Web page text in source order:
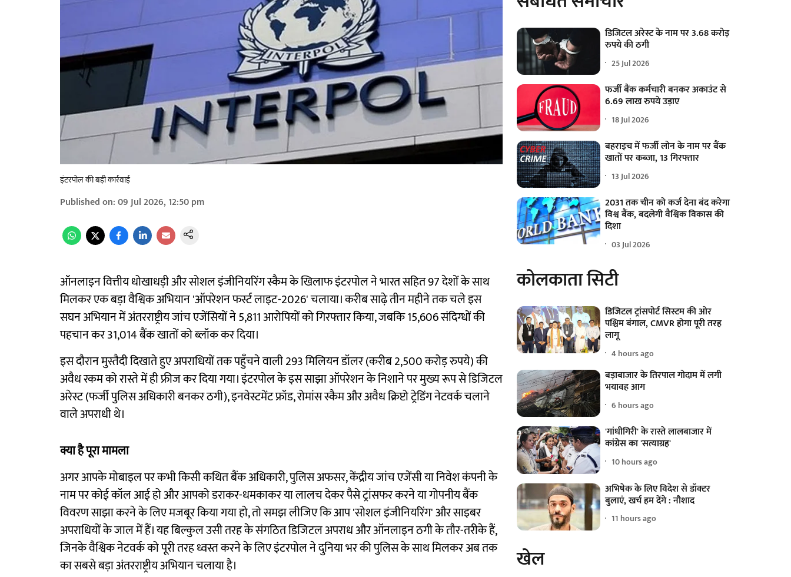
इंटरपोल की बड़ी कार्रवाई
Published on:09 Jul 2026, 12:50 pm
ऑनलाइन वित्तीय धोखाधड़ी और सोशल इंजीनियरिंग स्कैम के खिलाफ इंटरपोल ने भारत सहित 97 देशों के साथ
मिलकर एक बड़ा वैश्विक अभियान 'ऑपरेशन फर्स्ट लाइट-2026' चलाया। करीब साढ़े तीन महीने तक चले इस
सघन अभियान में अंतरराष्ट्रीय जांच एजेंसियों ने 5,811 आरोपियों को गिरफ्तार किया, जबकि 15,606 संदिग्धों की
पहचान कर 31,014 बैंक खातों को ब्लॉक कर दिया।
इस दौरान मुस्तैदी दिखाते हुए अपराधियों तक पहुँचने वाली 293 मिलियन डॉलर (करीब 2,500 करोड़ रुपये) की
अवैध रकम को रास्ते में ही फ्रीज कर दिया गया। इंटरपोल के इस साझा ऑपरेशन के निशाने पर मुख्य रूप से डिजिटल
अरेस्ट (फर्जी पुलिस अधिकारी बनकर ठगी), इनवेस्टमेंट फ्रॉड, रोमांस स्कैम और अवैध क्रिप्टो ट्रेडिंग नेटवर्क चलाने
वाले अपराधी थे।
क्या है पूरा मामला
अगर आपके मोबाइल पर कभी किसी कथित बैंक अधिकारी, पुलिस अफसर, केंद्रीय जांच एजेंसी या निवेश कंपनी के
नाम पर कोई कॉल आई हो और आपको डराकर-धमकाकर या लालच देकर पैसे ट्रांसफर करने या गोपनीय बैंक
विवरण साझा करने के लिए मजबूर किया गया हो, तो समझ लीजिए कि आप 'सोशल इंजीनियरिंग' और साइबर
अपराधियों के जाल में हैं। यह बिल्कुल उसी तरह के संगठित डिजिटल अपराध और ऑनलाइन ठगी के तौर-तरीके हैं,
जिनके वैश्विक नेटवर्क को पूरी तरह ध्वस्त करने के लिए इंटरपोल ने दुनिया भर की पुलिस के साथ मिलकर अब तक
का सबसे बड़ा अंतरराष्ट्रीय अभियान चलाया है।
डिजिटल अरेस्ट के नाम पर 3.68 करोड़
रुपये की ठगी
25 Jul 2026
फर्जी बैंक कर्मचारी बनकर अकाउंट से
6.69 लाख रुपये उड़ाए
18 Jul 2026
बहराइच में फर्जी लोन के नाम पर बैंक
खातों पर कब्जा, 13 गिरफ्तार
13 Jul 2026
2031 तक चीन को कर्ज देना बंद करेगा
विश्व बैंक, बदलेगी वैश्विक विकास की
दिशा
03 Jul 2026
कोलकाता सिटी
डिजिटल ट्रांसपोर्ट सिस्टम की ओर
पश्चिम बंगाल, CMVR होगा पूरी तरह
लागू
4 hours ago
बड़ाबाजार के तिरपाल गोदाम में लगी
भयावह आग
6 hours ago
'गांधीगिरी' के रास्ते लालबाजार में
कांग्रेस का 'सत्याग्रह'
10 hours ago
अभिषेक के लिए विदेश से डॉक्टर
बुलाएं, खर्च हम देंगे : नौशाद
11 hours ago
खेल